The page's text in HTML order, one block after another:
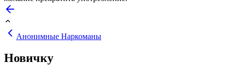
Анонимные Наркоманы
Новичку